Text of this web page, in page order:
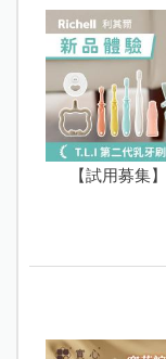
【試用募集